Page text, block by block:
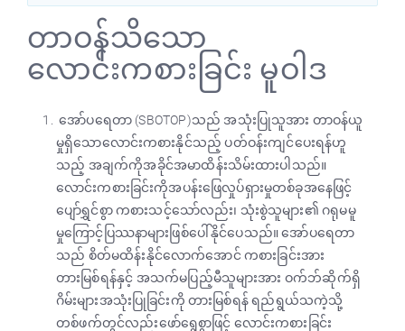
တာဝန်သိသော
လောင်းကစားခြင်း မူဝါဒ
အော်ပရေတာ (SBOTOP)သည် အသုံးပြုသူအား တာဝန်ယူ
မှုရှိသောလောင်းကစားနိုင်သည့် ပတ်ဝန်းကျင်ပေးရန်ဟူ
သည့် အချက်ကိုအခိုင်အမာထိန်းသိမ်းထားပါသည်။
လောင်းကစားခြင်းကိုအပန်းဖြေလှုပ်ရှားမှုတစ်ခုအနေဖြင့်
ပျော်ရွှင်စွာ ကစားသင့်သော်လည်း၊ သုံးစွဲသူများ၏ ဂရုမမူ
မှုကြောင့်ပြဿနာများဖြစ်ပေါ်နိုင်ပေသည်။ အော်ပရေတာ
သည် စိတ်မထိန်းနိုင်လောက်အောင် ကစားခြင်းအား
တားမြစ်ရန်နှင့် အသက်မပြည့်မီသူများအား ဝက်ဘ်ဆိုက်ရှိ
ဂိမ်းများအသုံးပြုခြင်းကို တားမြစ်ရန် ရည်ရွယ်သကဲ့သို့
တစ်ဖက်တွင်လည်းဖော်ရွေစွာဖြင့် လောင်းကစားခြင်း